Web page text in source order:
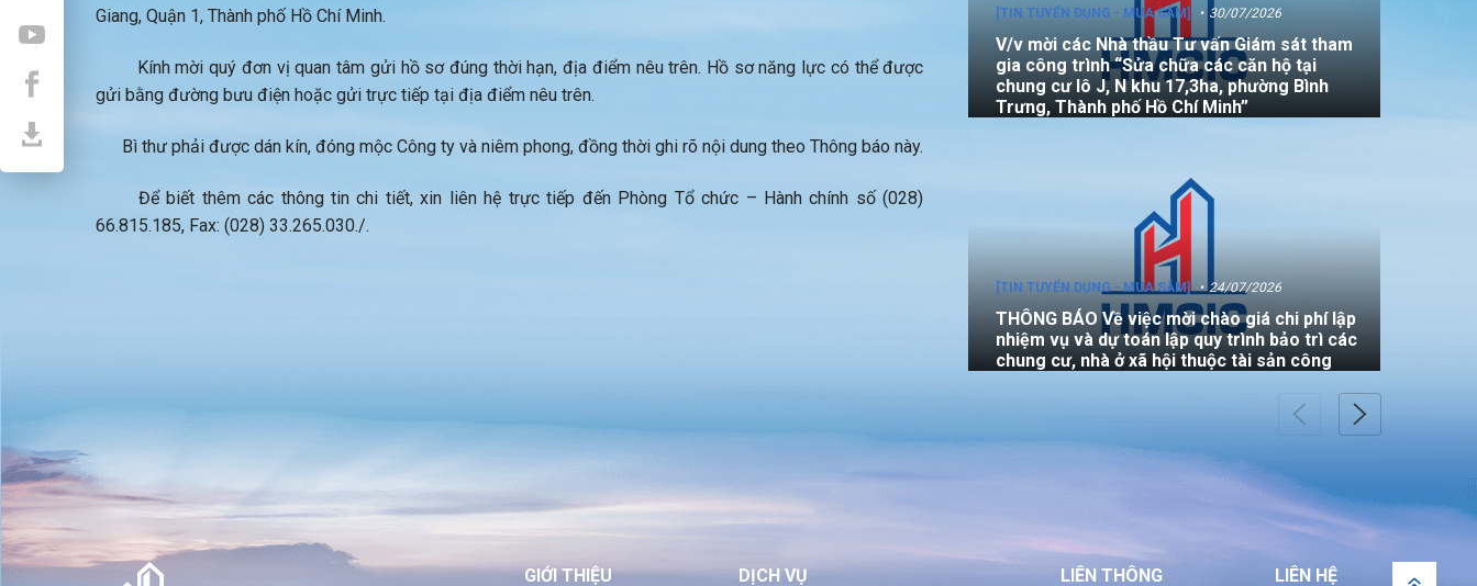
Giang, Quận 1, Thành phố Hồ Chí Minh.
Kính mời quý đơn vị quan tâm gửi hồ sơ đúng thời hạn, địa điểm nêu trên. Hồ sơ năng lực có thể được
gửi bằng đường bưu điện hoặc gửi trực tiếp tại địa điểm nêu trên.
Bì thư phải được dán kín, đóng mộc Công ty và niêm phong, đồng thời ghi rõ nội dung theo Thông báo này.
Để biết thêm các thông tin chi tiết, xin liên hệ trực tiếp đến Phòng Tổ chức – Hành chính số (028)
66.815.185, Fax: (028) 33.265.030./.
[TIN TUYỂN DỤNG - MUA SẮM] 30/07/2026
V/v mời các Nhà thầu Tư vấn Giám sát tham
gia công trình “Sửa chữa các căn hộ tại
chung cư lô J, N khu 17,3ha, phường Bình
Trưng, Thành phố Hồ Chí Minh”
[TIN TUYỂN DỤNG - MUA SẮM] 24/07/2026
THÔNG BÁO Về việc mời chào giá chi phí lập
nhiệm vụ và dự toán lập quy trình bảo trì các
chung cư, nhà ở xã hội thuộc tài sản công
THÔNG BÁO V/v mời các đơn vị tham gia
thực hiện gói thầu: “Đo đạc chỉnh lý bản đồ
địa chính (bản vẽ sơ đồ vị trí) đối với căn hộ
GIỚI THIỆU DỊCH VỤ LIÊN THÔNG LIÊN HỆ